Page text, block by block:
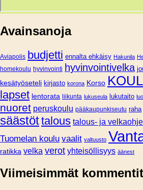
Avainsanoja
Aviapolis budjetti ennalta ehkäisy Hakunila
homekoulu hyvinvointi hyvinvointivelka
kesätyöseteli kirjasto korona Korso
lapset lentorata liikunta lukuseula lukutaito
nuoret peruskoulu pääkaupunkiseutu raha
säästöttalous talous- ja
Tuomelan koulu vaalit valtuusto
ratikka velka verot yhteisöllisyys äänest
Viimeisimmät kommentit